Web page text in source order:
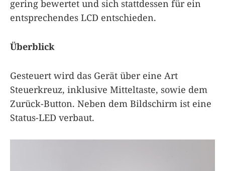
gering bewertet und sich stattdessen für ein
entsprechendes LCD entschieden.
Überblick
Gesteuert wird das Gerät über eine Art
Steuerkreuz, inklusive Mitteltaste, sowie dem
Zurück-Button. Neben dem Bildschirm ist eine
Status-LED verbaut.